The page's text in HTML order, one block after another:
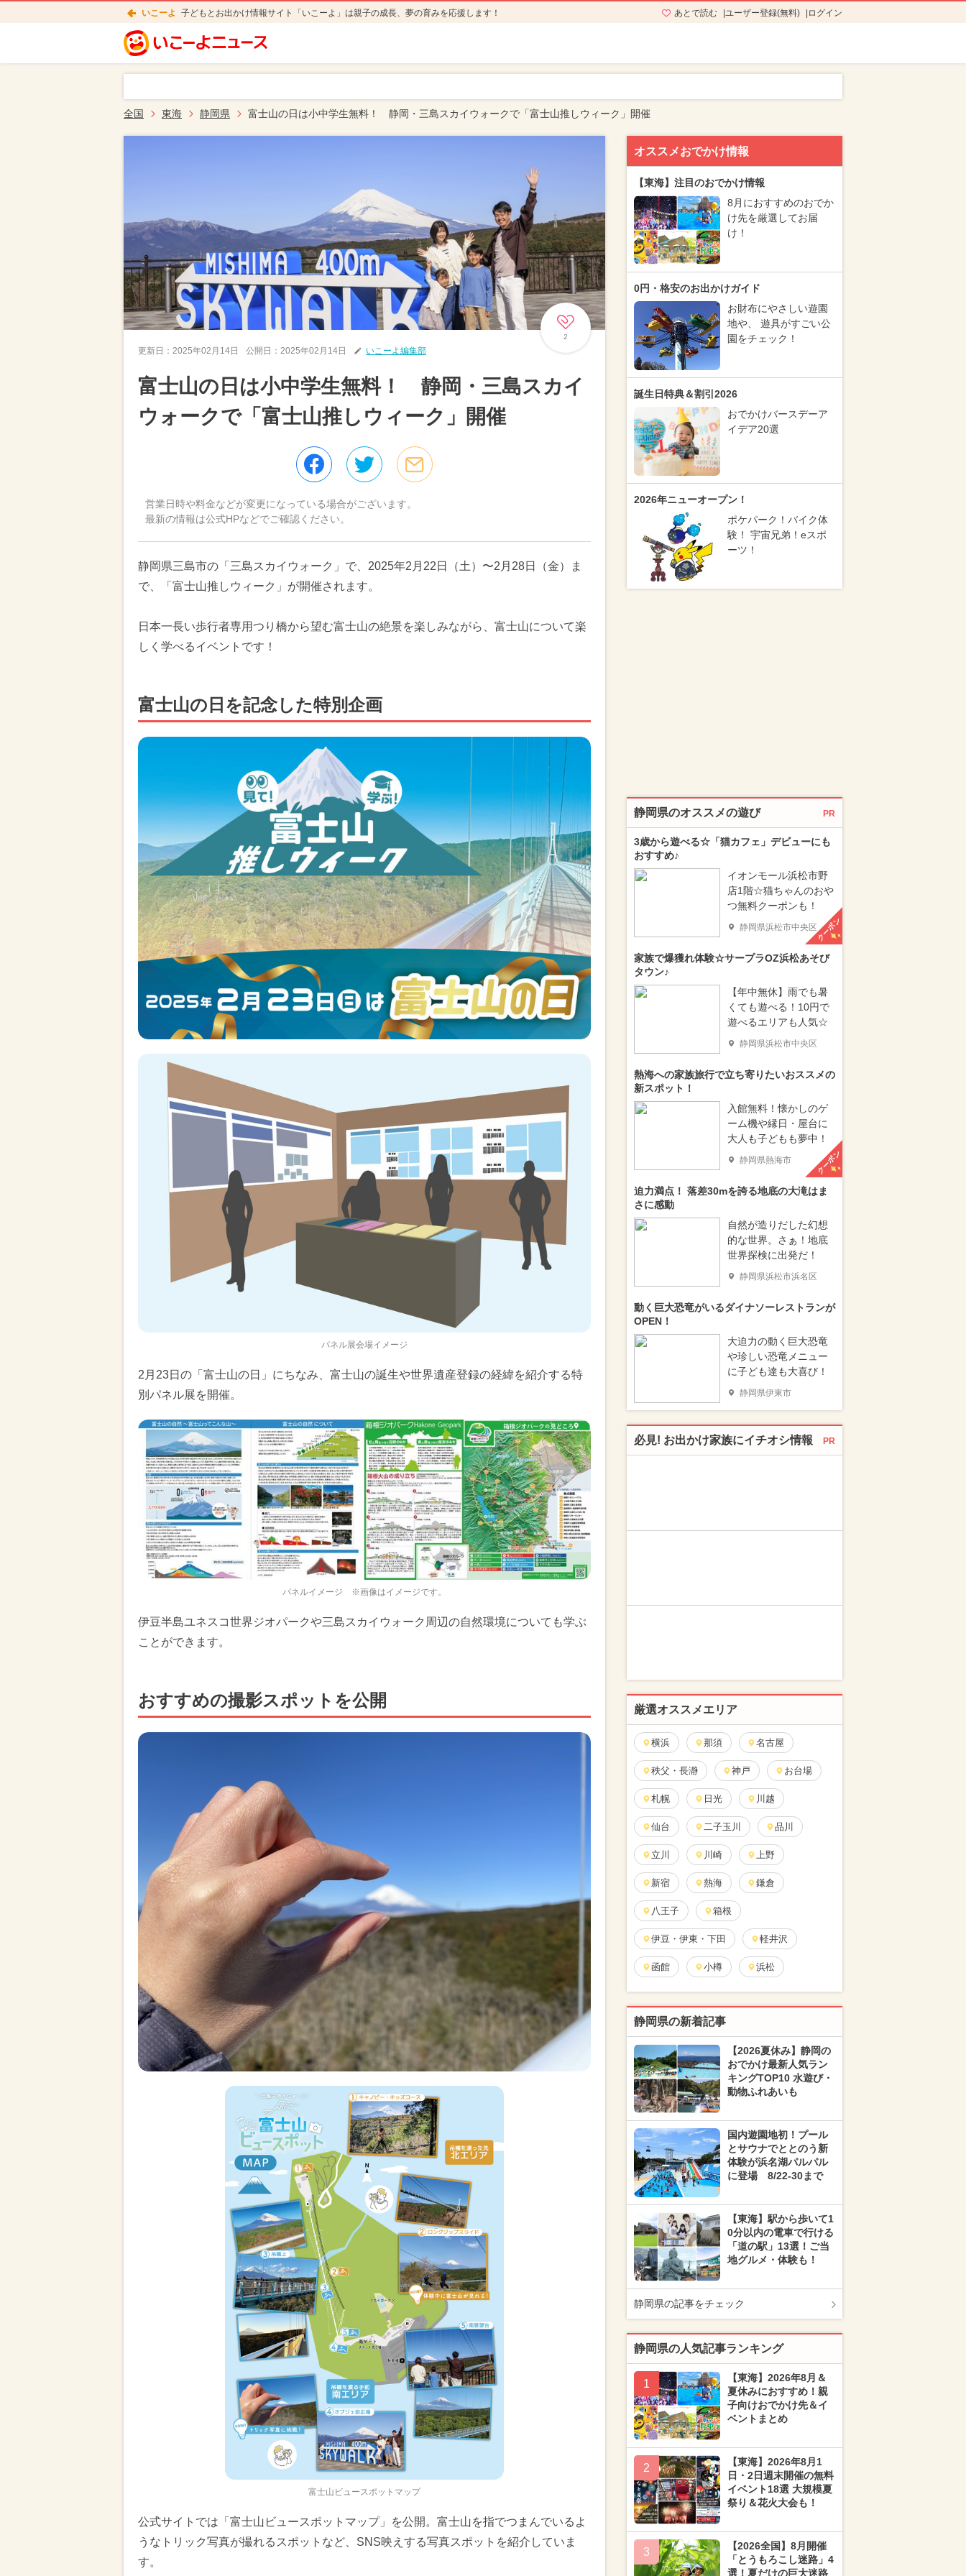
いこーよ 子どもとお出かけ情報サイト「いこーよ」は親子の成長、夢の育みを応援します！ あとで読む ユーザー登録(無料) ログイン
全国 東海 静岡県 富士山の日は小中学生無料！ 静岡・三島スカイウォークで「富士山推しウィーク」開催
2
更新日： 2025年02月14日 公開日： 2025年02月14日 いこーよ編集部
富士山の日は小中学生無料！ 静岡・三島スカイ
ウォークで「富士山推しウィーク」開催
営業日時や料金などが変更になっている場合がございます。
最新の情報は公式HPなどでご確認ください。
静岡県三島市の「三島スカイウォーク」で、2025年2月22日（土）〜2月28日（金）ま
で、「富士山推しウィーク」が開催されます。
日本一長い歩行者専用つり橋から望む富士山の絶景を楽しみながら、富士山について楽
しく学べるイベントです！
富士山の日を記念した特別企画
パネル展会場イメージ
2月23日の「富士山の日」にちなみ、富士山の誕生や世界遺産登録の経緯を紹介する特
別パネル展を開催。
パネルイメージ ※画像はイメージです。
伊豆半島ユネスコ世界ジオパークや三島スカイウォーク周辺の自然環境についても学ぶ
ことができます。
おすすめの撮影スポットを公開
富士山ビュースポットマップ
公式サイトでは「富士山ビュースポットマップ」を公開。富士山を指でつまんでいるよ
うなトリック写真が撮れるスポットなど、SNS映えする写真スポットを紹介していま
す。
オススメおでかけ情報
【東海】注目のおでかけ情報
8月におすすめのおでか
け先を厳選してお届
け！
0円・格安のお出かけガイド
お財布にやさしい遊園
地や、 遊具がすごい公
園をチェック！
誕生日特典＆割引2026
おでかけバースデーア
イデア20選
2026年ニューオープン！
ポケパーク！バイク体
験！ 宇宙兄弟！eスポ
ーツ！
静岡県のオススメの遊び PR
3歳から遊べる☆「猫カフェ」デビューにも
おすすめ♪
イオンモール浜松市野
店1階☆猫ちゃんのおや
つ無料クーポンも！
静岡県浜松市中央区クーポン
家族で爆獲れ体験☆サープラOZ浜松あそび
タウン♪
【年中無休】雨でも暑
くても遊べる！10円で
遊べるエリアも人気☆
静岡県浜松市中央区
熱海への家族旅行で立ち寄りたいおススメの
新スポット！
入館無料！懐かしのゲ
ーム機や縁日・屋台に
大人も子どもも夢中！
静岡県熱海市 クーポン
迫力満点！ 落差30mを誇る地底の大滝はま
さに感動
自然が造りだした幻想
的な世界。さぁ！地底
世界探検に出発だ！
静岡県浜松市浜名区
動く巨大恐竜がいるダイナソーレストランが
OPEN！
大迫力の動く巨大恐竜
や珍しい恐竜メニュー
に子ども達も大喜び！
静岡県伊東市
必見! お出かけ家族にイチオシ情報 PR
厳選オススメエリア
横浜 那須 名古屋
秩父・長瀞 神戸 お台場
札幌 日光 川越
仙台 二子玉川 品川
立川 川崎 上野
新宿 熱海 鎌倉
八王子 箱根
伊豆・伊東・下田 軽井沢
函館 小樽 浜松
静岡県の新着記事
【2026夏休み】静岡の
おでかけ最新人気ラン
キングTOP10 水遊び・
動物ふれあいも
国内遊園地初！プール
とサウナでととのう新
体験が浜名湖パルパル
に登場 8/22-30まで
【東海】駅から歩いて1
0分以内の電車で行ける
「道の駅」13選！ご当
地グルメ・体験も！
静岡県の記事をチェック
静岡県の人気記事ランキング
1
【東海】2026年8月＆
夏休みにおすすめ！親
子向けおでかけ先＆イ
ベントまとめ
2
【東海】2026年8月1
日・2日週末開催の無料
イベント18選 大規模夏
祭り＆花火大会も！
3
【2026全国】8月開催
「とうもろこし迷路」4
選！夏だけの巨大迷路